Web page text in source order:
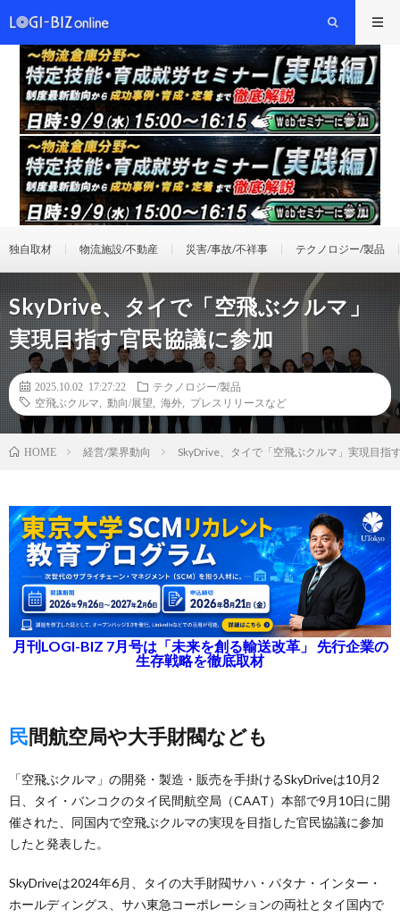
独自取材 物流施設/不動産 災害/事故/不祥事 テクノロジー/製品
SkyDrive、タイで「空飛ぶクルマ」
実現目指す官民協議に参加
2025.10.02 17:27:22
テクノロジー/製品
空飛ぶクルマ
動向/展望 海外 プレスリリースなど
HOME 経営/業界動向 SkyDrive、タイで「空飛ぶクルマ」実現目指
月刊LOGI-BIZ 7月号は「未来を創る輸送改革」 先行企業の
生存戦略を徹底取材
民間航空局や大手財閥なども
「空飛ぶクルマ」の開発・製造・販売を手掛けるSkyDriveは10月2
日、タイ・バンコクのタイ民間航空局（CAAT）本部で9月10日に開
催された、同国内で空飛ぶクルマの実現を目指した官民協議に参加
したと発表した。
SkyDriveは2024年6月、タイの大手財閥サハ・パタナ・インター・
ホールディングス、サハ東急コーポレーションの両社とタイ国内で